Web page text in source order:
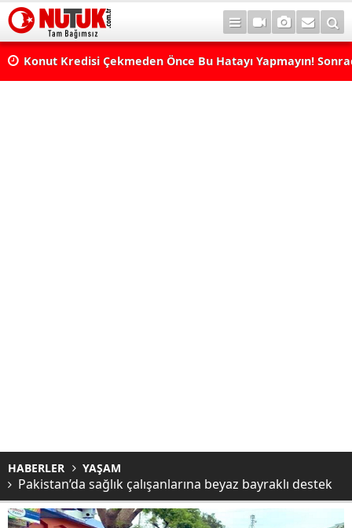
Konut Kredisi Çekmeden Önce Bu Hatayı Yapmayın!
HABERLER YAŞAM
Pakistan’da sağlık çalışanlarına beyaz bayraklı destek